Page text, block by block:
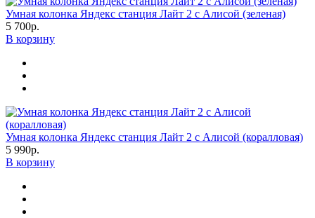
Умная колонка Яндекс станция Лайт 2 с Алисой (зеленая)
5 700р.
В корзину
Умная колонка Яндекс станция Лайт 2 с Алисой (коралловая)
5 990р.
В корзину